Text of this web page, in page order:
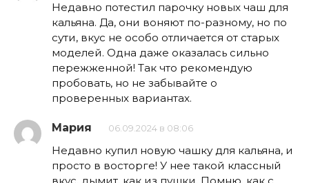
Недавно потестил парочку новых чаш для
кальяна. Да, они воняют по-разному, но по
сути, вкус не особо отличается от старых
моделей. Одна даже оказалась сильно
пережженной! Так что рекомендую
пробовать, но не забывайте о
проверенных вариантах.
Мария 06.09.2024 в 08:06
Недавно купил новую чашку для кальяна, и
просто в восторге! У нее такой классный